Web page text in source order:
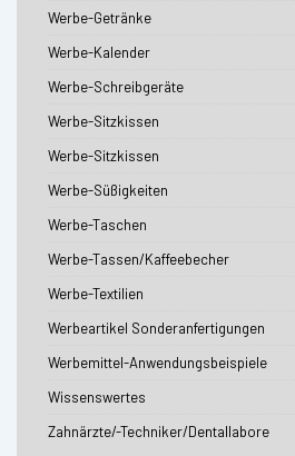
Werbe-Getränke
Werbe-Kalender
Werbe-Schreibgeräte
Werbe-Sitzkissen
Werbe-Sitzkissen
Werbe-Süßigkeiten
Werbe-Taschen
Werbe-Tassen/Kaffeebecher
Werbe-Textilien
Werbeartikel Sonderanfertigungen
Werbemittel-Anwendungsbeispiele
Wissenswertes
Zahnärzte/-Techniker/Dentallabore